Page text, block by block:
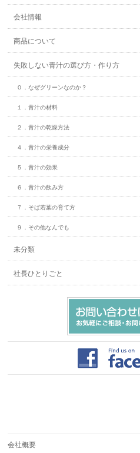
会社情報
商品について
失敗しない青汁の選び方・作り方
０．なぜグリーンなのか？
１．青汁の材料
２．青汁の乾燥方法
４．青汁の栄養成分
５．青汁の効果
６．青汁の飲み方
７．そば若葉の育て方
９．その他なんでも
未分類
社長ひとりごと
会社概要